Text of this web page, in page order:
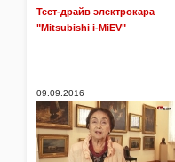
Тест-драйв электрокара
"Mitsubishi i-MiEV"
09.09.2016